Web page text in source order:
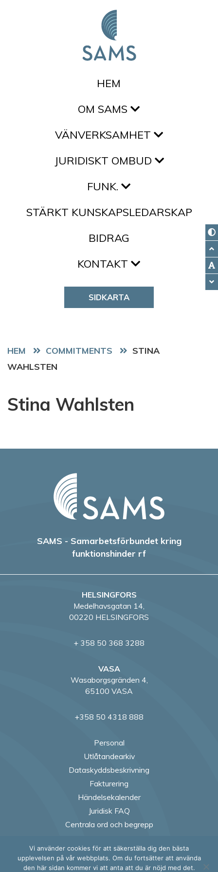
HEM
OM SAMS
VÄNVERKSAMHET
JURIDISKT OMBUD
FUNK.
STÄRKT KUNSKAPSLEDARSKAP
BIDRAG
KONTAKT
SIDKARTA
HEM COMMITMENTS
STINA
WAHLSTEN
Stina Wahlsten
SAMS - Samarbetsförbundet kring
funktionshinder rf
HELSINGFORS
Medelhavsgatan 14,
00220 HELSINGFORS
+ 358 50 368 3288
VASA
Wasaborgsgränden 4,
65100 VASA
+358 50 4318 888
Personal
Utlåtandearkiv
Dataskyddsbeskrivning
Fakturering
Händelsekalender
Juridisk FAQ
Centrala ord och begrepp
Follow us on
Follow us on
Follow
Vi använder cookies för att säkerställa dig den bästa
upplevelsen på vår webbplats. Om du fortsätter att använda
den här sidan kommer vi att anta att du är nöjd med det.